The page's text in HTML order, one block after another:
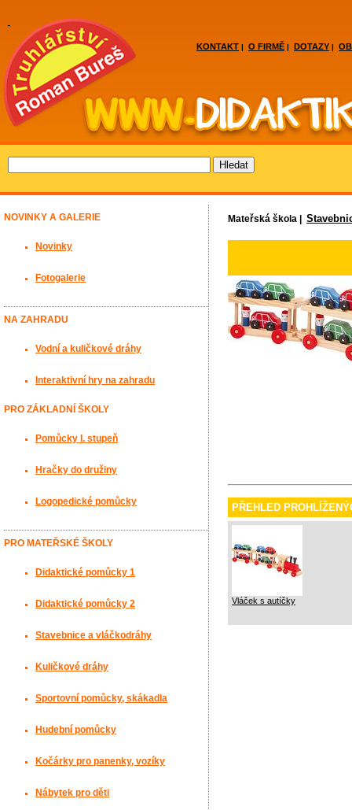
KONTAKT | O FIRMĚ | DOTAZY |
Mateřská škola |
PŘEHLED
Vláček s autíčky
NOVINKY A GALERIE
Novinky
Fotogalerie
NA ZAHRADU
Vodní a kuličkové dráhy
Interaktivní hry na zahradu
PRO ZÁKLADNÍ ŠKOLY
Pomůcky I. stupeň
Hračky do družiny
Logopedické pomůcky
PRO MATEŘSKÉ ŠKOLY
Didaktické pomůcky 1
Didaktické pomůcky 2
Stavebnice a vláčkodráhy
Kuličkové dráhy
Sportovní pomůcky, skákadla
Hudební pomůcky
Kočárky pro panenky, vozíky
Nábytek pro děti